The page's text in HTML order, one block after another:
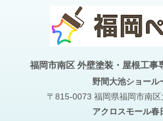
福岡市南区 外壁塗装・屋根工事
野間大池ショール
〒815-0073 福岡県福岡市南
アクロスモール春